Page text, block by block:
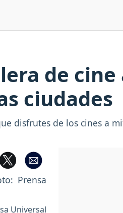
de
ciudades
disfrutes de los cines a
Universal